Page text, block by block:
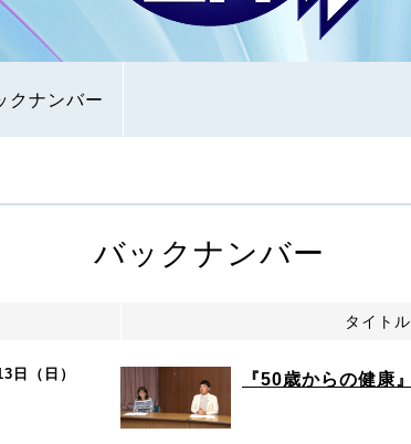
クナンバー
バックナンバー
タイトル
日（日） 『50歳からの健康』